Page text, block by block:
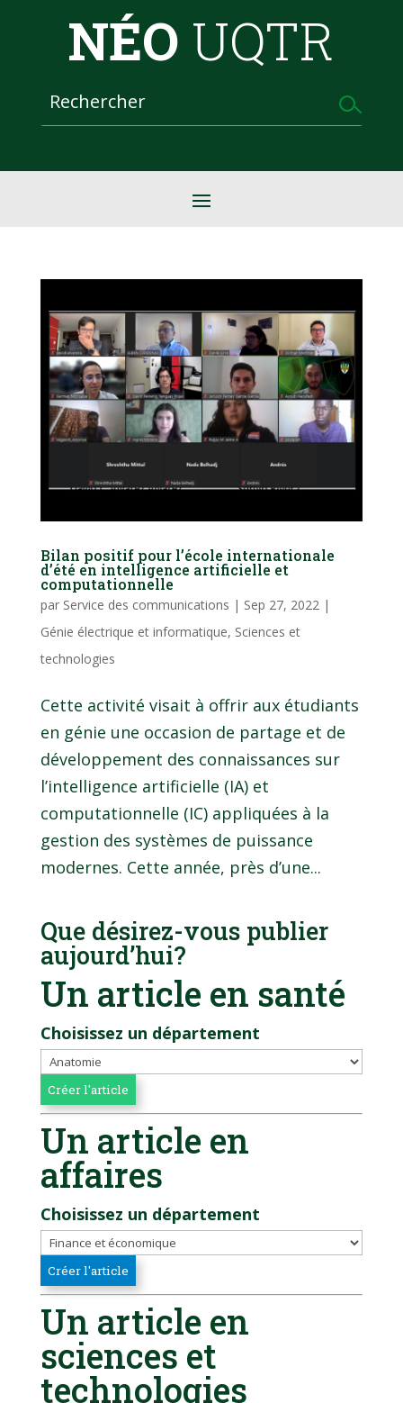
NÉO UQTR
Bilan positif pour l’école internationale
d’été en intelligence artificielle et
computationnelle
par Service des communications | Sep 27, 2022|
Génie électrique et informatique, Sciences et
technologies
Cette activité visait à offrir aux étudiants
en génie une occasion de partage et de
développement des connaissances sur
l’intelligence artificielle (IA) et
computationnelle (IC) appliquées à la
gestion des systèmes de puissance
modernes. Cette année, près d’une...
Que désirez-vous publier
aujourd’hui?
Un article en santé
Choisissez un département
Un article en
affaires
Choisissez un département
Un article en
sciences et
technologies